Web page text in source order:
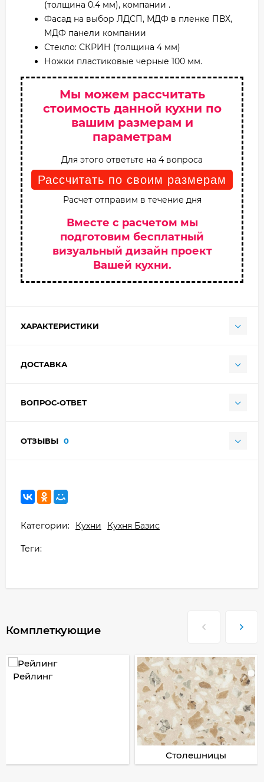
(толщина 0.4 мм), компании .
Фасад на выбор ЛДСП, МДФ в пленке ПВХ,
МДФ панели компании
Стекло: СКРИН (толщина 4 мм)
Ножки пластиковые черные 100 мм.
Мы можем рассчитать
стоимость данной кухни по
вашим размерам и
параметрам
Для этого ответьте на 4 вопроса
Рассчитать по своим размерам
Расчет отправим в течение дня
Вместе с расчетом мы
подготовим бесплатный
визуальный дизайн проект
Вашей кухни.
ХАРАКТЕРИСТИКИ
ДОСТАВКА
ВОПРОС-ОТВЕТ
ОТЗЫВЫ 0
Категории: Кухни Кухня Базис
Теги:
Комплеткующие
Рейлинг
Столешницы